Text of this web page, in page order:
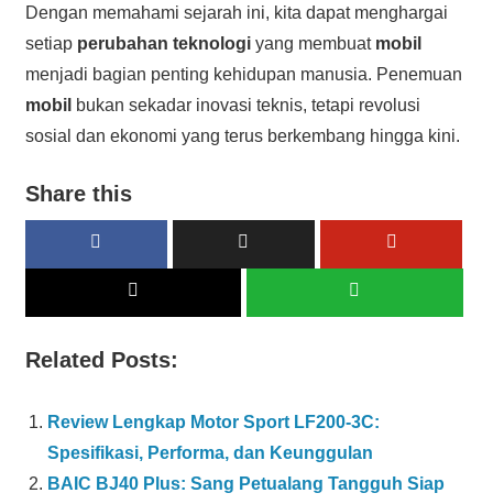
Dengan memahami sejarah ini, kita dapat menghargai
setiap perubahan teknologiyang membuat mobil
menjadi bagian penting kehidupan manusia. Penemuan
mobil bukan sekadar inovasi teknis, tetapi revolusi
sosial dan ekonomi yang terus berkembang hingga kini.
Share this
Related Posts:
Review Lengkap Motor Sport LF200-3C:
Spesifikasi, Performa, dan Keunggulan
BAIC BJ40 Plus: Sang Petualang Tangguh Siap